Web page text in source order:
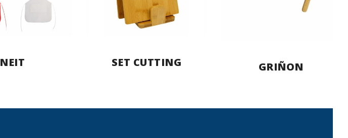
NEIT SET CUTTING GRIÑON